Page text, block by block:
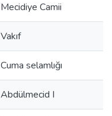
Mecidiye Camii
Vakıf
Cuma selamlığı
Abdülmecid I